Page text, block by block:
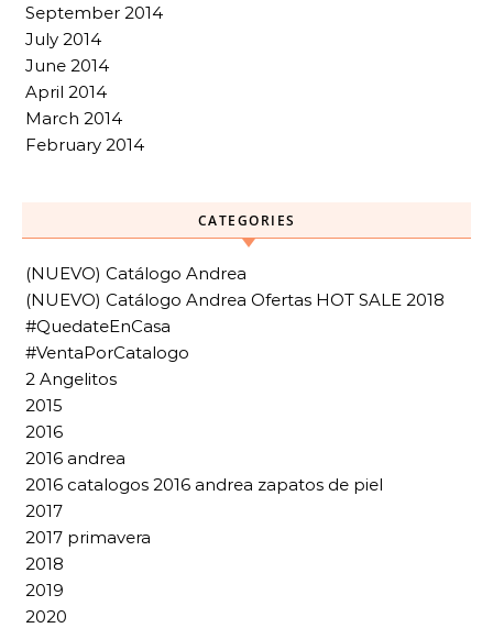
September 2014
July 2014
June 2014
April 2014
March 2014
February 2014
CATEGORIES
(NUEVO) Catálogo Andrea
(NUEVO) Catálogo Andrea Ofertas HOT SALE 2018
#QuedateEnCasa
#VentaPorCatalogo
2 Angelitos
2015
2016
2016 andrea
2016 catalogos 2016 andrea zapatos de piel
2017
2017 primavera
2018
2019
2020